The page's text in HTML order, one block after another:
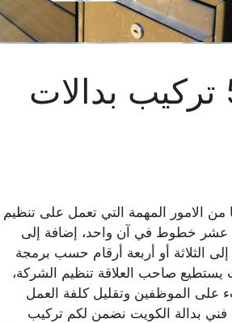
فني بدالة بيان 52227353 تركيب بدالات
من الامور المهمة التي تعمل على تنظيم
عشر خطوط في آن واحد، إضافة إلى
الثلاثة أو أربعة أرقام حسب برمجة
يستطيع صاحب العلاقة تنظيم الشركة،
على الموظفين وتقليل كلفة العمل
فني بدالة الكويت نضمن لكم تركيب